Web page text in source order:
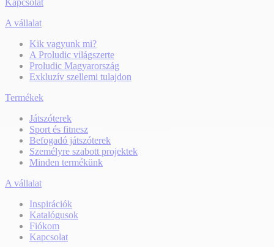
Kapcsolat
A vállalat
Kik vagyunk mi?
A Proludic világszerte
Proludic Magyarország
Exkluzív szellemi tulajdon
Termékek
Játszóterek
Sport és fitnesz
Befogadó játszóterek
Személyre szabott projektek
Minden termékünk
A vállalat
Inspirációk
Katalógusok
Fiókom
Kapcsolat